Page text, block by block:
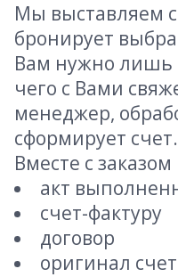
Мы выставляем
бронирует
Вам нужно лишь
чего с Вами
менеджер,
сформирует счет.
Вместе с
акт
счет-фактуру
договор
оригинал